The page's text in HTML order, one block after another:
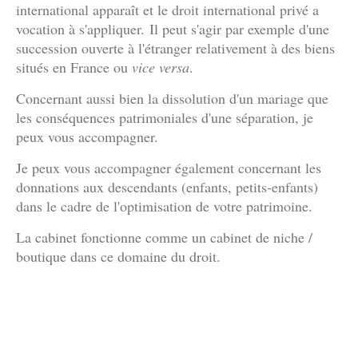
international apparaît et le droit international privé a
vocation à s'appliquer. Il peut s'agir par exemple d'une
succession ouverte à l'étranger relativement à des biens
situés en France ou vice versa.
Concernant aussi bien la dissolution d'un mariage que
les conséquences patrimoniales d'une séparation, je
peux vous accompagner.
Je peux vous accompagner également concernant les
donnations aux descendants (enfants, petits-enfants)
dans le cadre de l'optimisation de votre patrimoine.
La cabinet fonctionne comme un cabinet de niche /
boutique dans ce domaine du droit.